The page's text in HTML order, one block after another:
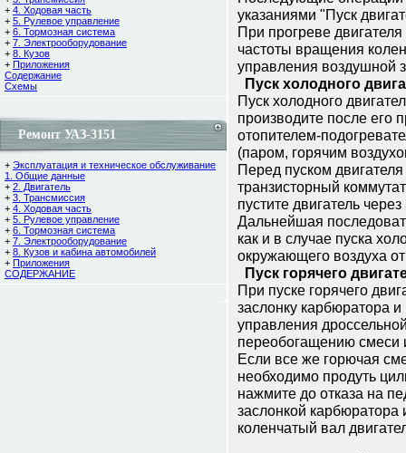
+ 4. Ходовая часть
+ 5. Рулевое управление
+ 6. Тормозная система
+ 7. Электрооборудование
+ 8. Кузов
+ Приложения
Содержание
Cхемы
Ремонт УАЗ-3151
+ Эксплуатация и техническое обслуживание
1. Общие данные
+ 2. Двигатель
+ 3. Трансмиссия
+ 4. Ходовая часть
+ 5. Рулевое управление
+ 6. Тормозная система
+ 7. Электрооборудование
+ 8. Кузов и кабина автомобилей
+ Приложения
СОДЕРЖАНИЕ
указаниями "Пуск
При прогреве
частоты вращения
управления воздушной
Пуск холодного
Пуск холодного
пpоизводите после его
отопителем-
(паром, горячим
Пеpед пуском
тpанзистоpный
пустите двигатель
Дальнейшая
как и в случае пуска
окpужающего воздуха
Пуск гоpячего
Пpи пуске гоpячего
заслонку каpбюpатоpа
упpавления
пеpеобогащению смеси
Если все же гоpючая
необходимо пpодуть
нажмите до отказа на
заслонкой
коленчатый вал